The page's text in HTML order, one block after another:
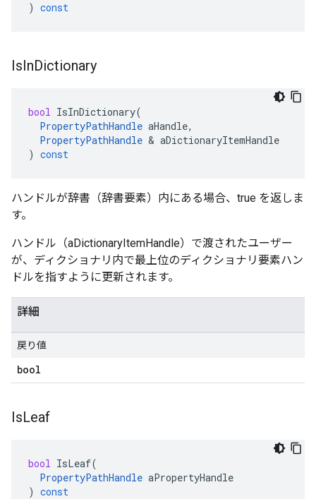
) const
IsInDictionary
bool IsInDictionary(
PropertyPathHandle aHandle,
PropertyPathHandle & aDictionaryItemHandle
) const
ハンドルが辞書（辞書要素）内にある場合、true を返しま
す。
ハンドル（aDictionaryItemHandle）で渡されたユーザー
が、ディクショナリ内で最上位のディクショナリ要素ハン
ドルを指すように更新されます。
詳細
戻り値
bool
IsLeaf
bool IsLeaf(
PropertyPathHandle aPropertyHandle
) const